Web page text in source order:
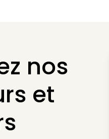
nos
et